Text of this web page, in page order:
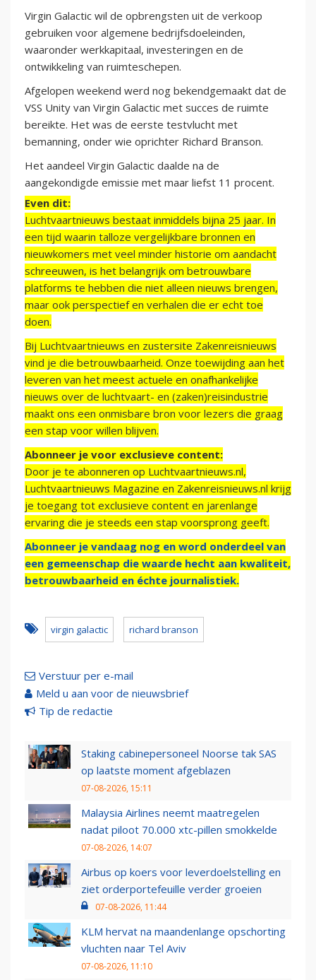
Virgin Galactic wil de opbrengsten uit de verkoop
gebruiken voor algemene bedrijfsdoeleinden,
waaronder werkkapitaal, investeringen en de
ontwikkeling van ruimteschepen.
Afgelopen weekend werd nog bekendgemaakt dat de
VSS Unity van Virgin Galactic met succes de ruimte
bereikte. Het was de eerste testvlucht met
bemanning, onder wie oprichter Richard Branson.
Het aandeel Virgin Galactic daalde na de
aangekondigde emissie met maar liefst 11 procent.
Even dit:
Luchtvaartnieuws bestaat inmiddels bijna 25 jaar. In
een tijd waarin talloze vergelijkbare bronnen en
nieuwkomers met veel minder historie om aandacht
schreeuwen, is het belangrijk om betrouwbare
platforms te hebben die niet alleen nieuws brengen,
maar ook perspectief en verhalen die er echt toe
doen.
Bij Luchtvaartnieuws en zustersite Zakenreisnieuws
vind je die betrouwbaarheid. Onze toewijding aan het
leveren van het meest actuele en onafhankelijke
nieuws over de luchtvaart- en (zaken)reisindustrie
maakt ons een onmisbare bron voor lezers die graag
een stap voor willen blijven.
Abonneer je voor exclusieve content:
Door je te abonneren op Luchtvaartnieuws.nl,
Luchtvaartnieuws Magazine en Zakenreisnieuws.nl krijg
je toegang tot exclusieve content en jarenlange
ervaring die je steeds een stap voorsprong geeft.
Abonneer je vandaag nog en word onderdeel van
een gemeenschap die waarde hecht aan kwaliteit,
betrouwbaarheid en échte journalistiek.
virgin galactic richard branson
Verstuur per e-mail
Meld u aan voor de nieuwsbrief
Tip de redactie
Staking cabinepersoneel Noorse tak SAS
op laatste moment afgeblazen
07-08-2026, 15:11
Malaysia Airlines neemt maatregelen
nadat piloot 70.000 xtc-pillen smokkelde
07-08-2026, 14:07
Airbus op koers voor leverdoelstelling en
ziet orderportefeuille verder groeien
07-08-2026, 11:44
KLM hervat na maandenlange opschorting
vluchten naar Tel Aviv
07-08-2026, 11:10